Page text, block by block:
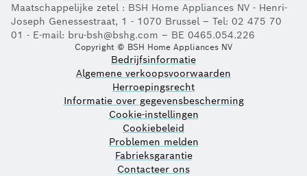
Maatschappelijke zetel : BSH Home Appliances NV - Henri-
Joseph Genessestraat, 1 - 1070 Brussel – Tel: 02 475 70
01 - E-mail: bru-bsh@bshg.com – BE 0465.054.226
Copyright © BSH Home Appliances NV
Bedrijfsinformatie
Algemene verkoopsvoorwaarden
Herroepingsrecht
Informatie over gegevensbescherming
Cookie-instellingen
Cookiebeleid
Problemen melden
Fabrieksgarantie
Contacteer ons